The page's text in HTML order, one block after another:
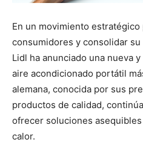
En un movimiento estratégico
consumidores y consolidar
Lidl ha anunciado una nueva
aire acondicionado portátil
alemana, conocida por sus
productos de calidad,
ofrecer soluciones
calor.